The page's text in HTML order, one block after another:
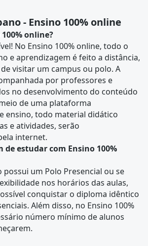
- Ensino 100% online
online?
No Ensino 100% online, todo o
e aprendizagem é feito a distância,
visitar um campus ou polo. A
por professores e
no desenvolvimento do conteúdo
de uma plataforma
ensino, todo material didático
e atividades, serão
internet.
de estudar com Ensino 100%
possui um Polo Presencial ou se
nos horários das aulas,
conquistar o diploma idêntico
Além disso, no Ensino 100%
número mínimo de alunos